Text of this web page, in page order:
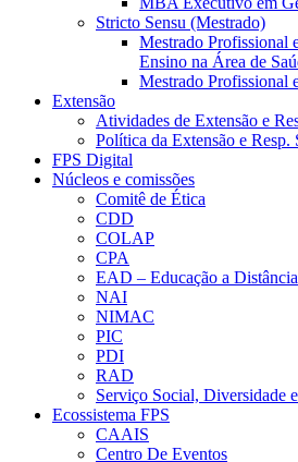
Stricto Sensu (Mestrado)
Mestrado Profissional
Ensino na Área de
Mestrado Profissional
Extensão
Atividades de Extensão e
Política da Extensão e Resp.
FPS Digital
Núcleos e comissões
Comitê de Ética
CDD
COLAP
CPA
EAD – Educação a Distância
NAI
NIMAC
PIC
PDI
RAD
Serviço Social, Diversidade
Ecossistema FPS
CAAIS
Centro De Eventos